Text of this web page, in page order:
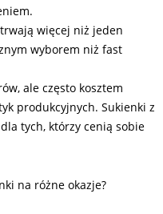
więcej niż jeden
wyborem niż fast
ale często kosztem
produkcyjnych. Sukienki z
tych, którzy cenią sobie
na różne okazje?